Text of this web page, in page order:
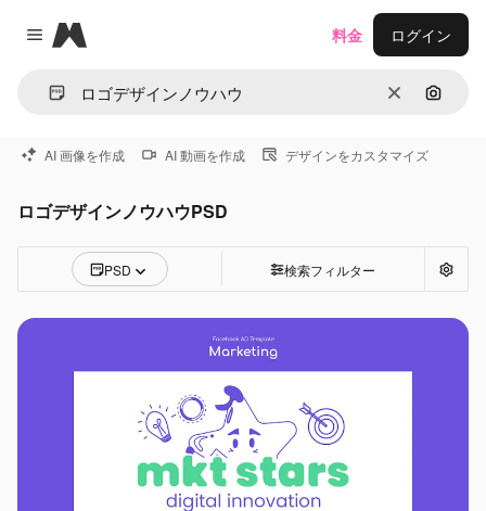
Close menu
Magnific
消去 画像で
料金 ログイン
AI 画像を作成 AI 動画を作成 デザインをカスタマイズ
ロゴデザインノウハウPSD
PSD 検索フィルター